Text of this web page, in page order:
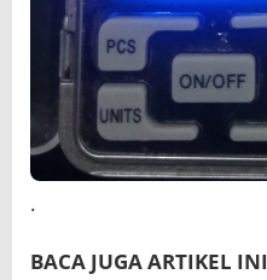
.
BACA JUGA ARTIKEL INI